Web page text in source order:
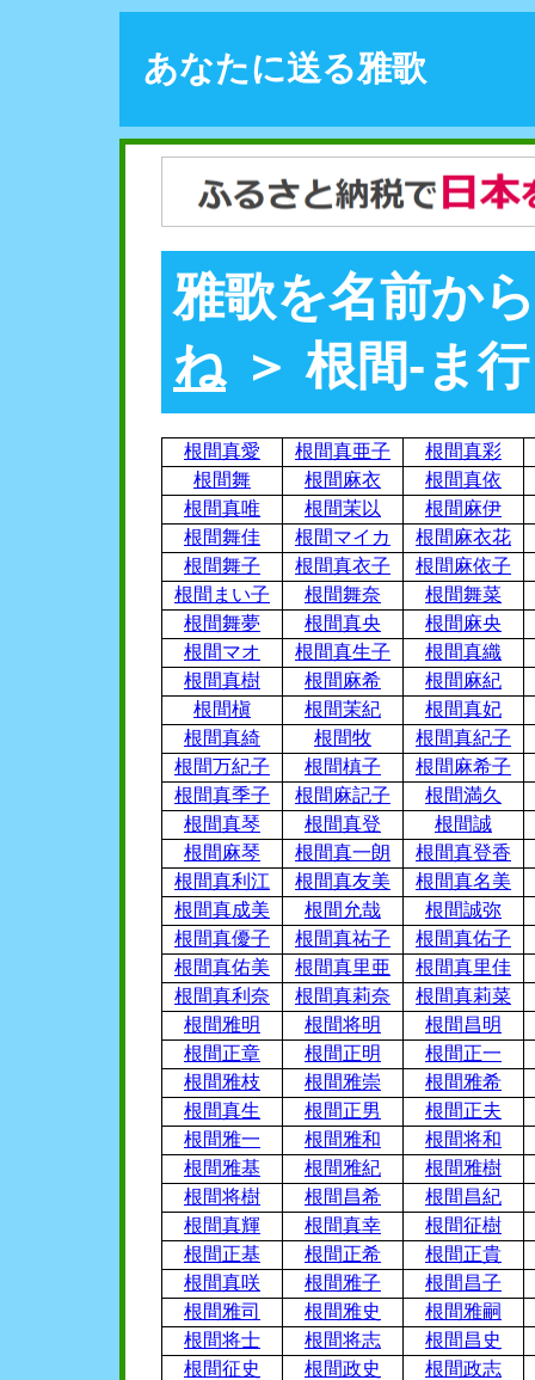
あなたに送る雅歌
雅歌を名前か
ね＞ 根間-ま
根間真愛 根間真亜子
根間真彩
根間舞
根間麻衣
根間真依
根間真唯
根間茉以
根間麻伊
根間舞佳
根間マイカ
根間麻衣花
根間舞子
根間真衣子
根間麻依子
根間まい子
根間舞奈
根間舞菜
根間舞夢
根間真央
根間麻央
根間マオ
根間真生子
根間真織
根間真樹
根間麻希
根間麻紀
根間槇
根間茉紀
根間真妃
根間真綺
根間牧
根間真紀子
根間万紀子
根間槙子
根間麻希子
根間真季子
根間麻記子
根間満久
根間真琴
根間真登
根間誠
根間麻琴
根間真一朗
根間真登香
根間真利江
根間真友美
根間真名美
根間真成美
根間允哉
根間誠弥
根間真優子
根間真祐子
根間真佑子
根間真佑美
根間真里亜
根間真里佳
根間真利奈
根間真莉奈
根間真莉菜
根間雅明
根間将明
根間昌明
根間正章
根間正明
根間正一
根間雅枝
根間雅崇
根間雅希
根間真生
根間正男
根間正夫
根間雅一
根間雅和
根間将和
根間雅基
根間雅紀
根間雅樹
根間将樹
根間昌希
根間昌紀
根間真輝
根間真幸
根間征樹
根間正基
根間正希
根間正貴
根間真咲
根間雅子
根間昌子
根間雅司
根間雅史
根間雅嗣
根間将士
根間将志
根間昌史
根間征史
根間政史
根間政志